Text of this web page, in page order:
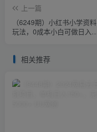
上一篇
（6249期）小红书小学资料
玩法，0成本小白可做日入
相关推荐